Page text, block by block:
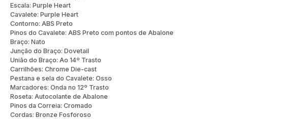
Escala: Purple Heart
Cavalete: Purple Heart
Contorno: ABS Preto
Pinos do Cavalete: ABS Preto com pontos de Abalone
Braço: Nato
Junção do Braço: Dovetail
União do Braço: Ao 14º Trasto
Carrilhões: Chrome Die-cast
Pestana e sela do Cavalete: Osso
Marcadores: Onda no 12º Trasto
Roseta: Autocolante de Abalone
Pinos da Correia: Cromado
Cordas: Bronze Fosforoso